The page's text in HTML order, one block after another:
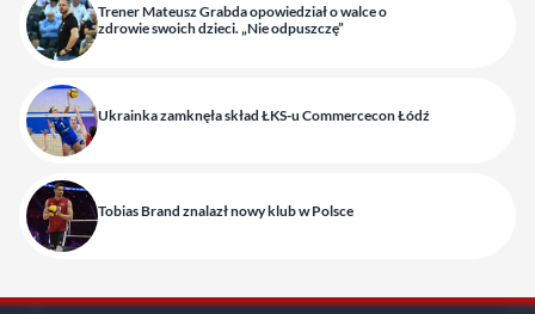
Trener Mateusz Grabda opowiedział o walce o
zdrowie swoich dzieci. „Nie odpuszczę”
Ukrainka zamknęła skład ŁKS-u Commercecon Łódź
Tobias Brand znalazł nowy klub w Polsce